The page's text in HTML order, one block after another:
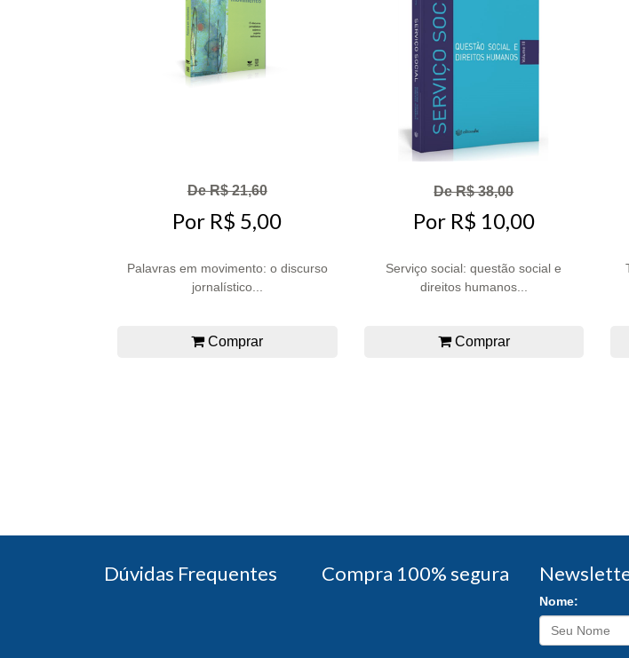
De R$ 21,60
Por R$ 5,00
Palavras em movimento: o discurso
jornalístico...
Comprar
De R$ 38,00
Por R$ 10,00
Serviço social: questão social e
direitos humanos...
Comprar
Dúvidas Frequentes Compra 100% segura
Nome: